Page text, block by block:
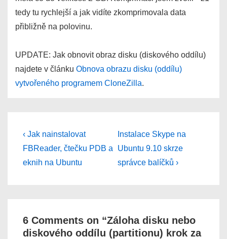
tedy tu rychlejší a jak vidíte zkomprimovala data
přibližně na polovinu.
UPDATE: Jak obnovit obraz disku (diskového oddílu)
najdete v článku Obnova obrazu disku (oddílu)
vytvořeného programem CloneZilla.
Post
navigation
Previous
Post
is
‹ Jak nainstalovat
FBReader, čtečku PDB a
eknih na Ubuntu
Next
Post
is
Instalace Skype na
Ubuntu 9.10 skrze
správce balíčků ›
6 Comments on “Záloha disku nebo
diskového oddílu (partitionu) krok za